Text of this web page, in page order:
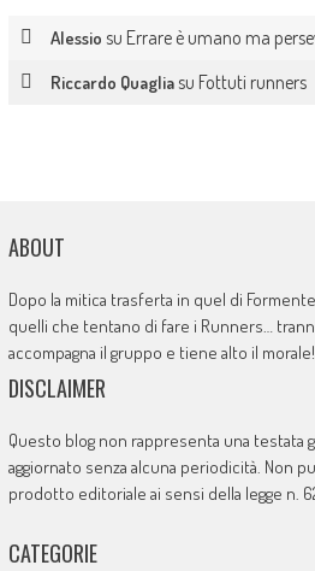
Alessio su Errare è umano ma
Riccardo Quagliasu Fottuti runners
ABOUT
Dopo la mitica trasferta in quel di
quelli che tentano di fare i Runners…
accompagna il gruppo e tiene alto il morale!
DISCLAIMER
Questo blog non rappresenta una testata
aggiornato senza alcuna periodicità. Non
prodotto editoriale ai sensi della legge n.
CATEGORIE